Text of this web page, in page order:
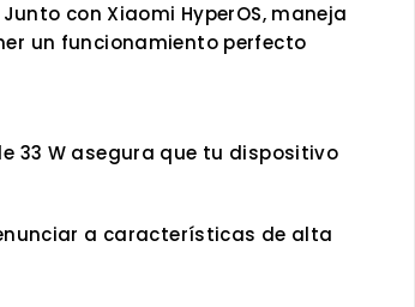
con Xiaomi HyperOS, maneja
un funcionamiento perfecto
33 W asegura que tu dispositivo
a características de alta